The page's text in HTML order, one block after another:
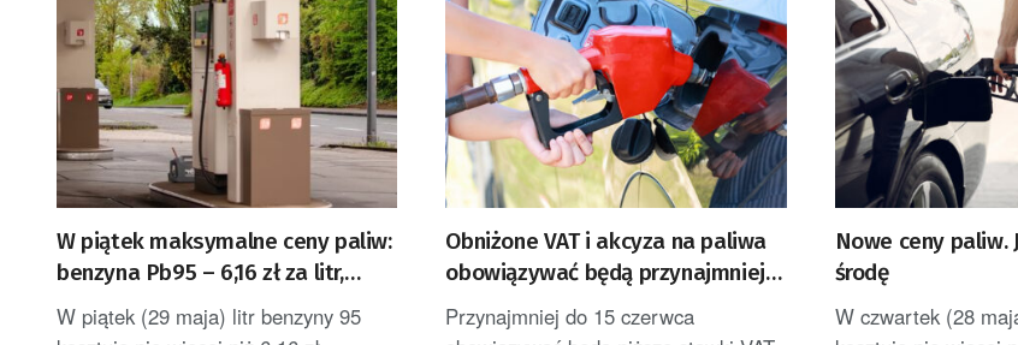
W piątek maksymalne ceny paliw:
benzyna Pb95 – 6,16 zł za litr,
diesel po 6,37 zł
W piątek (29 maja) litr benzyny 95
Obniżone VAT i akcyza na paliwa
obowiązywać będą przynajmniej
do połowy czerwca
Przynajmniej do 15 czerwca
Nowe ceny paliw.
środę
W czwartek (28